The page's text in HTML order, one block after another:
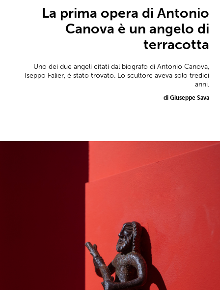
La prima opera di Antonio
Canova è un angelo di
terracotta
Uno dei due angeli citati dal biografo di Antonio Canova,
Iseppo Falier, è stato trovato. Lo scultore aveva solo tredici
anni.
di Giuseppe Sava